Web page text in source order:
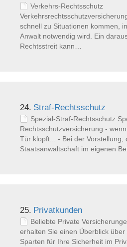
Verkehrs-Rechtsschutz
schnell zu Situationen kommen,
Anwalt notwendig wird. Ein
Rechtsstreit kann…
24. Straf-Rechtsschutz
Spezial-Straf-Rechtsschutz
Rechtsschutzversicherung -
Tür klopft... - Bei der Vorstellung,
Staatsanwaltschaft im eigenen
25. Privatkunden
Beliebte Private
erhalten Sie einen Überblick
Sparten für Ihre Sicherheit im